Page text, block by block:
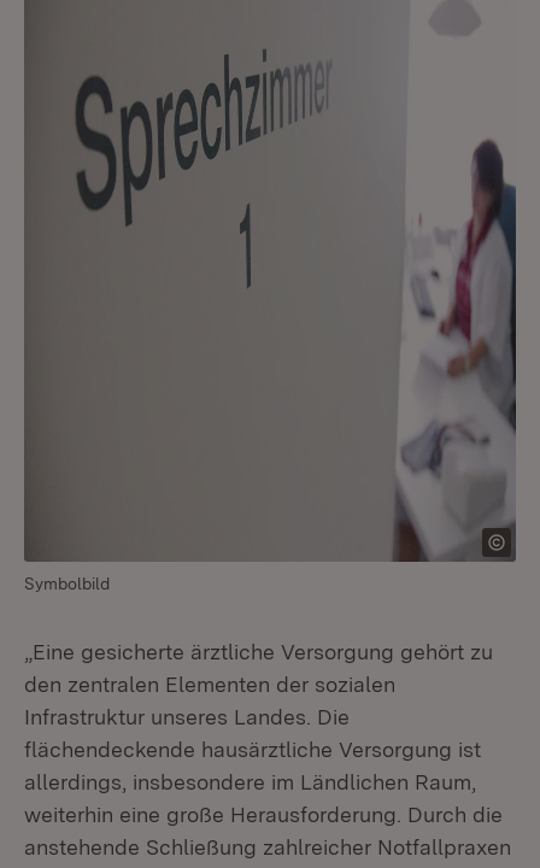
Symbolbild
„Eine gesicherte ärztliche Versorgung gehört zu
den zentralen Elementen der sozialen
Infrastruktur unseres Landes. Die
flächendeckende hausärztliche Versorgung ist
allerdings, insbesondere im Ländlichen Raum,
weiterhin eine große Herausforderung. Durch die
anstehende Schließung zahlreicher Notfallpraxen